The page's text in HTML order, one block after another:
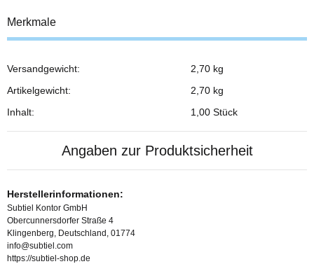
Merkmale
Produkteigenschaft
Wert
Versandgewicht:
2,70 kg
Artikelgewicht:
2,70 kg
Inhalt:
1,00 Stück
Angaben zur Produktsicherheit
Herstellerinformationen:
Subtiel Kontor GmbH
Obercunnersdorfer Straße 4
Klingenberg, Deutschland, 01774
info@subtiel.com
https://subtiel-shop.de